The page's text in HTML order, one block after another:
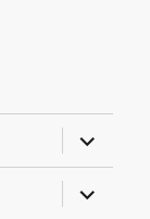
almenü
almenü